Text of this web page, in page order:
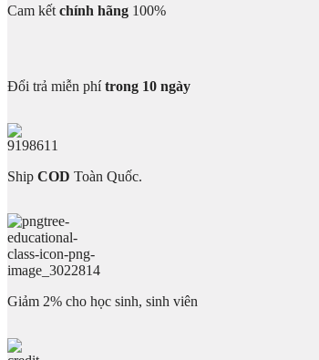
Cam kết chính hãng 100%
Đổi trả miễn phítrong 10 ngày
Ship COD Toàn Quốc.
Giảm 2% cho học sinh, sinh viên